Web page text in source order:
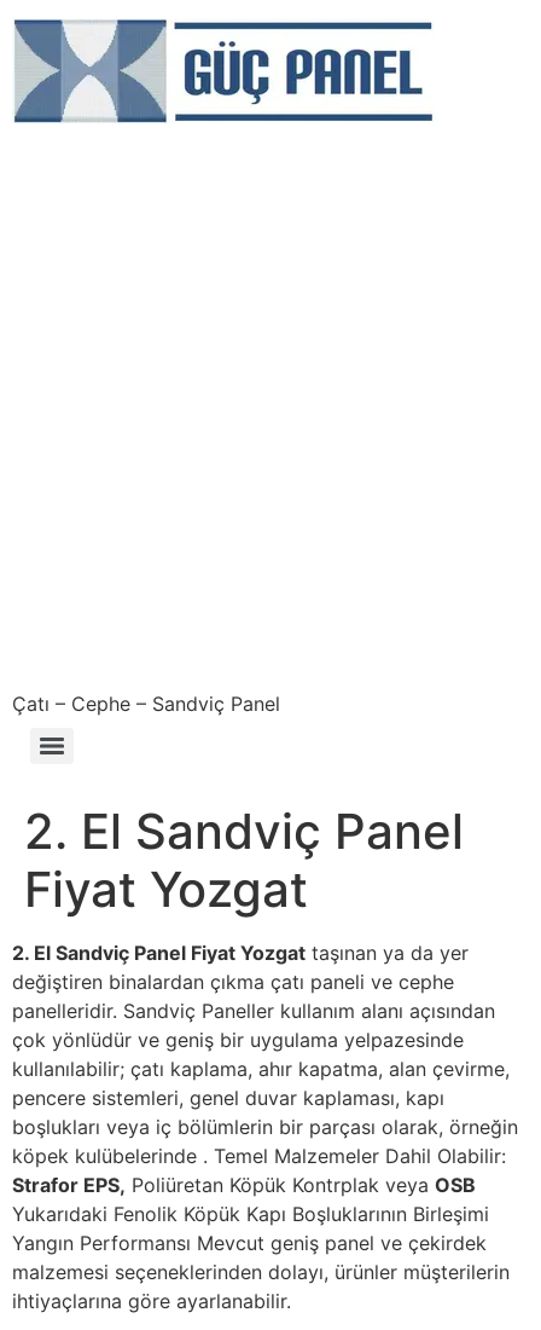
Çatı – Cephe – Sandviç Panel
2. El Sandviç Panel
Fiyat Yozgat
2. El Sandviç Panel Fiyat Yozgat taşınan ya da yer
değiştiren binalardan çıkma çatı paneli ve cephe
panelleridir. Sandviç Paneller kullanım alanı açısından
çok yönlüdür ve geniş bir uygulama yelpazesinde
kullanılabilir; çatı kaplama, ahır kapatma, alan çevirme,
pencere sistemleri, genel duvar kaplaması, kapı
boşlukları veya iç bölümlerin bir parçası olarak, örneğin
köpek kulübelerinde . Temel Malzemeler Dahil Olabilir:
Strafor EPS, Poliüretan Köpük Kontrplak veya OSB
Yukarıdaki Fenolik Köpük Kapı Boşluklarının Birleşimi
Yangın Performansı Mevcut geniş panel ve çekirdek
malzemesi seçeneklerinden dolayı, ürünler müşterilerin
ihtiyaçlarına göre ayarlanabilir.